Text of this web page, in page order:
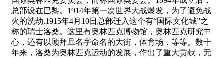
总部设在巴黎。1914年第一次世界大战爆发，为了避免战
火的洗劫,1915年4月10日总部迁入这个有“国际文化城”之
称的瑞士洛桑。这里有奥林匹克博物馆，奥林匹克研究中
心，还有以顾拜旦名字命名的大街，体育场，等等。数十
年来，洛桑为奥林匹克运动的发展，作出了重大贡献，无